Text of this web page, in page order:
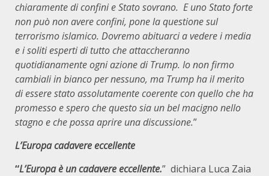
chiaramente di confini e Stato sovrano. E uno Stato forte
non può non avere confini, pone la questione sul
terrorismo islamico. Dovremo abituarci a vedere i media
e i soliti esperti di tutto che attaccheranno
quotidianamente ogni azione di Trump. Io non firmo
cambiali in bianco per nessuno, ma Trump ha il merito
di essere stato assolutamente coerente con quello che ha
promesso e spero che questo sia un bel macigno nello
stagno e che possa aprire una discussione.”
L’Europa cadavere eccellente
“L’Europa è un cadavere eccellente.” dichiara Luca Zaia